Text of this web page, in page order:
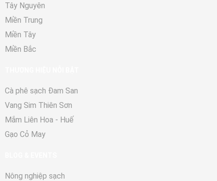
Tây Nguyên
Miền Trung
Miền Tây
Miền Bắc
Cà phê sạch Đam San
Vang Sim Thiên Sơn
Mắm Liên Hoa - Huế
Gạo Cỏ May
Nông nghiệp sạch